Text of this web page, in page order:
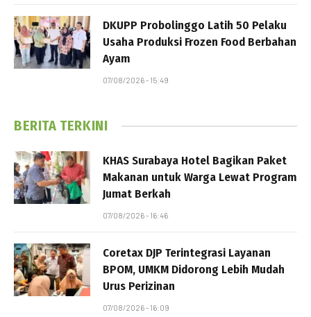
DKUPP Probolinggo Latih 50 Pelaku
Usaha Produksi Frozen Food Berbahan
Ayam
07/08/2026 - 15:49
BERITA TERKINI
KHAS Surabaya Hotel Bagikan Paket
Makanan untuk Warga Lewat Program
Jumat Berkah
07/08/2026 - 16:46
Coretax DJP Terintegrasi Layanan
BPOM, UMKM Didorong Lebih Mudah
Urus Perizinan
07/08/2026 - 16:09